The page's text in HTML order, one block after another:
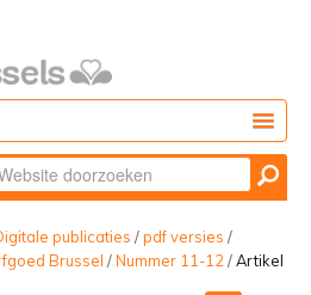
publicaties /pdf versies /
Brussel /Nummer 11-12 /Artikel